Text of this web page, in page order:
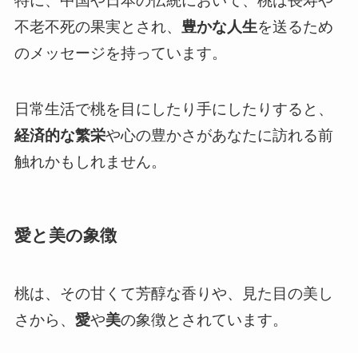
不老不死の果実とされ、 豊かな人生を送るため
のメッセージを持っています。
日常生活で桃を目にしたり手にしたりすると、
経済的な繁栄や心の豊かさがあなたに訪れる前
触れかもしれません。
愛と美の象徴
桃は、その甘くて芳醇な香りや、見た目の美し
さから、 愛や美の象徴とされています。